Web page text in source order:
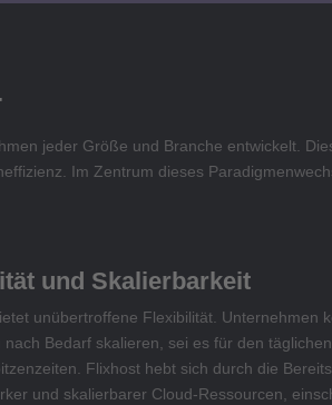
jeder Größe und Branche entwickelt.
Im Zentrum dieses
und Skalierbarkeit
unübertroffene Flexibilität. Unternehmen
nach Bedarf skalieren, sei es für den
Flixhost hebt sich durch die
und skalierbarer Cloud-Ressourcen,